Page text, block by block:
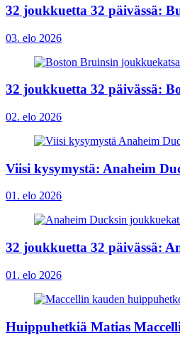
32 joukkuetta 32 päivässä:
03. elo 2026
32 joukkuetta 32 päivässä:
02. elo 2026
Viisi kysymystä: Anaheim
01. elo 2026
32 joukkuetta 32 päivässä:
01. elo 2026
Huippuhetkiä Matias